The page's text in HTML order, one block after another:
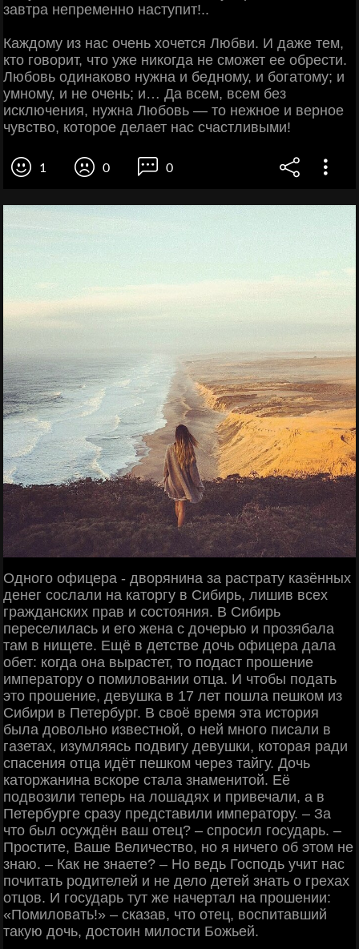
завтра непременно наступит!..
Каждому из нас очень хочется Любви. И даже тем,
кто говорит, что уже никогда не сможет ее обрести.
Любовь одинаково нужна и бедному, и богатому; и
умному, и не очень; и… Да всем, всем без
исключения, нужна Любовь — то нежное и верное
чувство, которое делает нас счастливыми!
1 0 0
Одного офицера - дворянина за растрату казённых
денег сослали на каторгу в Сибирь, лишив всех
гражданских прав и состояния. В Сибирь
переселилась и его жена с дочерью и прозябала
там в нищете. Ещё в детстве дочь офицера дала
обет: когда она вырастет, то подаст прошение
императору о помиловании отца. И чтобы подать
это прошение, девушка в 17 лет пошла пешком из
Сибири в Петербург. В своё время эта история
была довольно известной, о ней много писали в
газетах, изумляясь подвигу девушки, которая ради
спасения отца идёт пешком через тайгу. Дочь
каторжанина вскоре стала знаменитой. Её
подвозили теперь на лошадях и привечали, а в
Петербурге сразу представили императору. – За
что был осуждён ваш отец? – спросил государь. –
Простите, Ваше Величество, но я ничего об этом не
знаю. – Как не знаете? – Но ведь Господь учит нас
почитать родителей и не дело детей знать о грехах
отцов. И государь тут же начертал на прошении:
«Помиловать!» – сказав, что отец, воспитавший
такую дочь, достоин милости Божьей.